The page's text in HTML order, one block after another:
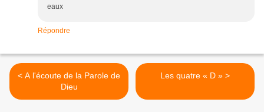
eaux
Répondre
< A l'écoute de la Parole de
Dieu
Les quatre « D » >